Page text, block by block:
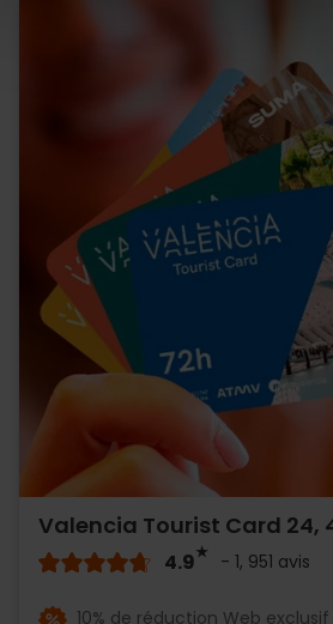
Valencia Tourist Card 24,
4.9 - 1, 951 avis
10% de réduction Web exclusif